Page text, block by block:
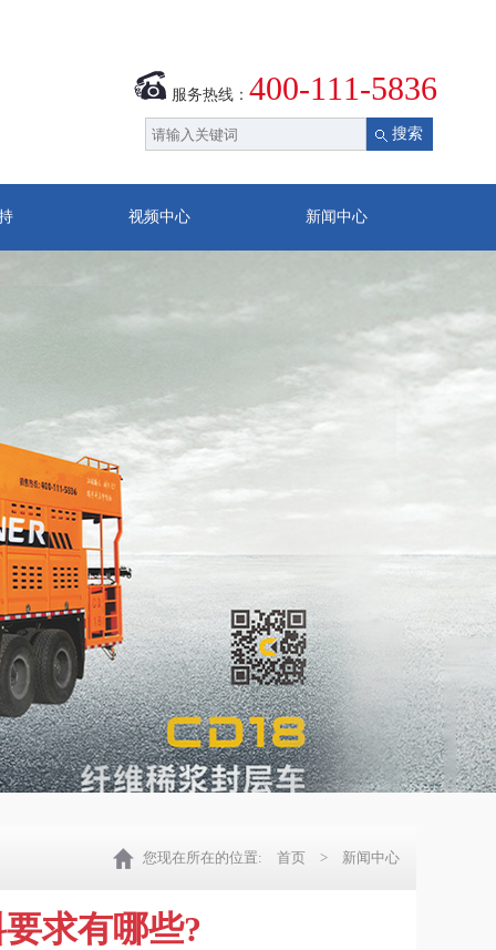
服务热线： 400-111-5836
视频中心 新闻中心
您现在所在的位置: 首页 > 新闻中心
求有哪些?